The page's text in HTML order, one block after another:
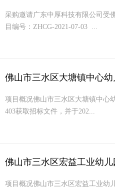
采购邀请广东中厚科技有限公司受
目编号：ZHCG-2021-07-03 ...
佛山市三水区大塘镇中心
项目概况佛山市三水区大塘镇中心
403获取招标文件，并于202...
佛山市三水区宏益工业幼
项目概况佛山市三水区宏益工业幼